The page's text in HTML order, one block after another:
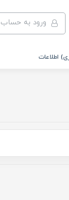
ورود به حساب
اطلاعات